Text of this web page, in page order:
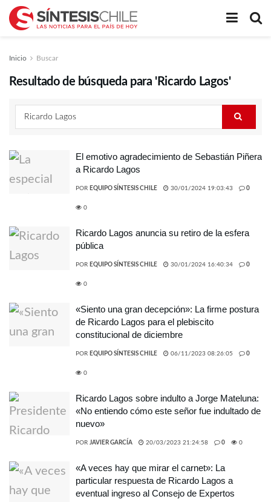
Inicio Buscar
Resultado de búsqueda para 'Ricardo Lagos'
El emotivo agradecimiento de Sebastián Piñera
a Ricardo Lagos
POR EQUIPO SÍNTESIS CHILE 30/01/2024 19:03:43 0
0
Ricardo Lagos anuncia su retiro de la esfera
pública
POR EQUIPO SÍNTESIS CHILE 30/01/2024 16:40:34 0
0
«Siento una gran decepción»: La firme postura
de Ricardo Lagos para el plebiscito
constitucional de diciembre
POR EQUIPO SÍNTESIS CHILE 06/11/2023 08:26:05 0
0
Ricardo Lagos sobre indulto a Jorge Mateluna:
«No entiendo cómo este señor fue indultado de
nuevo»
POR JAVIER GARCÍA 20/03/2023 21:24:58 0 0
«A veces hay que mirar el carnet»: La
particular respuesta de Ricardo Lagos a
eventual ingreso al Consejo de Expertos